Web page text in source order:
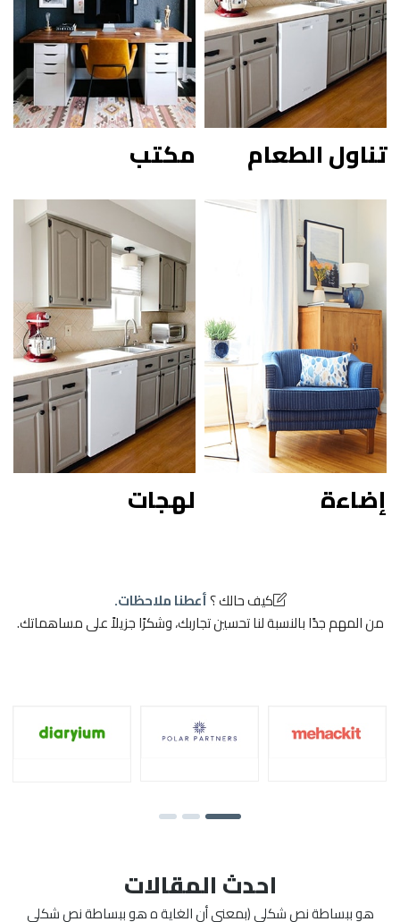
تناول الطعام مكتب
إضاءة لهجات
كيف حالك ؟أعطنا ملاحظات.
من المهم جدًا بالنسبة لنا تحسين تجاربك، وشكرًا جزيلاً على مساهماتك.
احدث المقالات
هو ببساطة نص شكلي (بمعنى أن الغاية ه هو ببساطة نص شكلي